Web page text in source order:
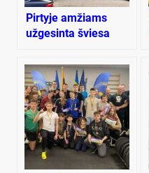
Pirtyje amžiams
užgesinta šviesa